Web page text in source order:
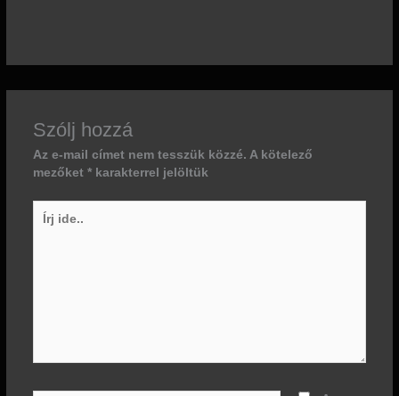
Szólj hozzá
Az e-mail címet nem tesszük közzé. A kötelező
mezőket *karakterrel jelöltük
ide..